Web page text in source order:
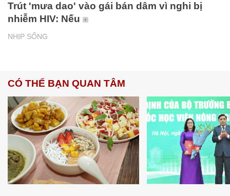
NHỊP SỐNG
Trút 'mưa dao' vào gái bán dâm vì nghi bị
nhiễm HIV: Nếu
CÓ THỂ BẠN QUAN TÂM